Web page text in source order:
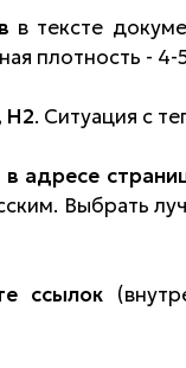
в тексте
плотность - 4-
H2. Ситуация с
адресе
Выбрать
ссылок